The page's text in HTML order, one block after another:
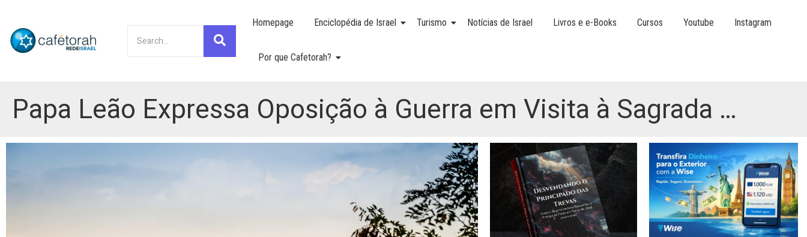
Homepage Enciclopédia de Israel Turismo Notícias de Israel Livros e e-Books Cursos Youtube Instagram
Por que Cafetorah?
Papa Leão Expressa Oposição à Guerra em Visita à Sagrada …